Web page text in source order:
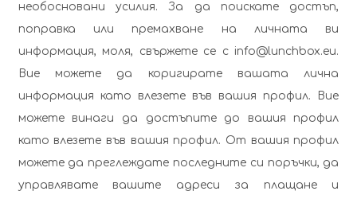
необосновани усилия. За да поискате достъп,
поправка или премахване на личната ви
информация, моля, свържете се с info@lunchbox.eu.
Вие можете да коригирате вашата лична
информация като влезете във вашия профил. Вие
можете винаги да достъпите до вашия профил
като влезете във вашия профил. От вашия профил
можете да преглеждате последните си поръчки, да
управлявате вашите адреси за плащане и